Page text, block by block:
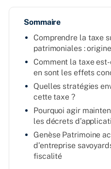
Sommaire
Comprendre la taxe
patrimoniales :
Comment la taxe
en sont les effets
Quelles stratégies
cette taxe ?
Pourquoi agir
les décrets
Genèse Patrimoine
d’entreprise
fiscalité